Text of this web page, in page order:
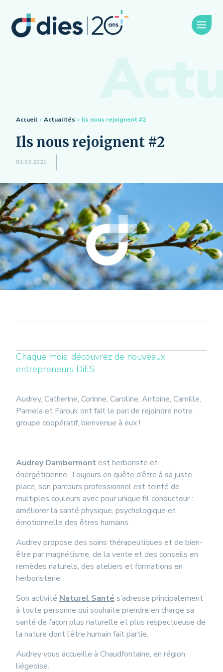
Accueil › Actualités › Ils nous rejoignent #2
Ils nous rejoignent #2
03.03.2021
Chaque mois, découvrez de nouveaux
entrepreneurs DiES
Audrey, Catherine, Corinne, Caroline, Antoine, Camille,
Pamela et Farouk ont fait le pari de rejoindre notre
groupe coopératif, bienvenue à eux !
Audrey Dambermont est herboriste et
énergéticienne. Toujours en quête d’être à sa juste
place, son parcours professionnel est teinté de
multiples couleurs avec pour unique fil conducteur :
améliorer la santé physique, psychologique et
émotionnelle des êtres humains.
Audrey propose des soins thérapeutiques et de bien-
être par magnétisme, de la vente et des conseils en
remèdes naturels, des ateliers et formations en
herboristerie.
Son activité Naturel Santé s’adresse principalement
à toute personne qui souhaite prendre en charge sa
santé de façon plus naturelle et plus respectueuse de
la nature dont l’être humain fait partie.
Audrey vous accueille à Chaudfontaine, en région
liégeoise.